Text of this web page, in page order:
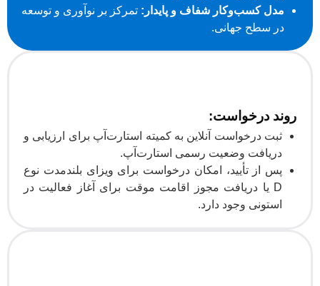
مدل کسب‌وکار شفاف و پایدار: تمرکز بر نوآوری و توسعه
در سطح جهانی.
روند درخواست:
ثبت درخواست آنلاین به کمیته استارت‌آپ برای ارزیابی و
دریافت وضعیت رسمی استارت‌آپ.
پس از تأیید، امکان درخواست برای ویزای بلندمدت نوع
D یا دریافت مجوز اقامت موقت برای آغاز فعالیت در
استونی وجود دارد.